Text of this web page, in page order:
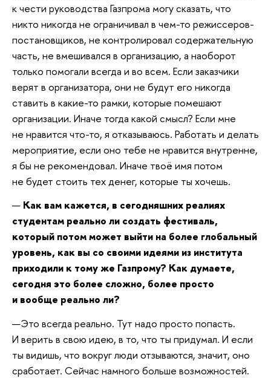
к чести руководства Газпрома могу сказать, что
никто никогда не ограничивал в чем-то режиссеров-
постановщиков, не контролировал содержательную
часть, не вмешивался в организацию, а наоборот
только помогали всегда и во всем. Если заказчики
верят в организатора, они не будут его никогда
ставить в какие-то рамки, которые помешают
организации. Иначе тогда какой смысл? Если мне
не нравится что-то, я отказываюсь. Работать и делать
мероприятие, если оно тебе не нравится внутренне,
я бы не рекомендовал. Иначе твоё имя потом
не будет стоить тех денег, которые ты хочешь.
— Как вам кажется, в сегодняшних реалиях
студентам реально ли создать фестиваль,
который потом может выйти на более глобальный
уровень, как вы со своими идеями из института
приходили к тому же Газпрому? Как думаете,
сегодня это более сложно, более просто
и вообще реально ли?
—Это всегда реально. Тут надо просто попасть.
И верить в свою идею, в то, что ты придумал. И если
ты видишь, что вокруг люди отзываются, значит, оно
сработает. Сейчас намного больше возможностей.